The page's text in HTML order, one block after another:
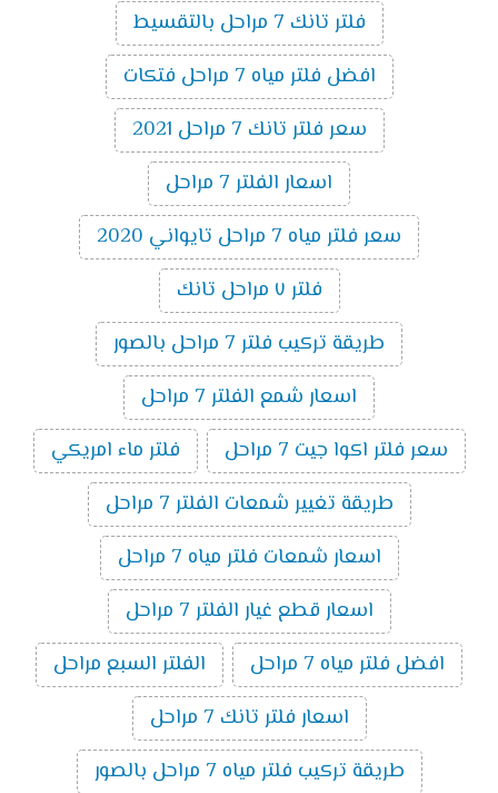
فلتر تانك 7 مراحل بالتقسيط
افضل فلتر مياه 7 مراحل فتكات
سعر فلتر تانك 7 مراحل 2021
اسعار الفلتر 7 مراحل
سعر فلتر مياه 7 مراحل تايواني 2020
فلتر ٧ مراحل تانك
طريقة تركيب فلتر 7 مراحل بالصور
اسعار شمع الفلتر 7 مراحل
سعر فلتر اكوا جيت 7 مراحل
فلتر ماء امريكي
طريقة تغيير شمعات الفلتر 7 مراحل
اسعار شمعات فلتر مياه 7 مراحل
اسعار قطع غيار الفلتر 7 مراحل
افضل فلتر مياه 7 مراحل
الفلتر السبع مراحل
اسعار فلتر تانك 7 مراحل
طريقة تركيب فلتر مياه 7 مراحل بالصور